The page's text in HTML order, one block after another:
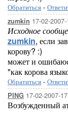
Обратиться -
zumkin 17-02-
Исходное
zumkin, если
корову? :)
может и
"как корова
Обратиться -
PING 17-02-2007-
Возбужденный